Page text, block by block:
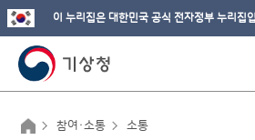
이 누리집은 대한민국 공식 전자정부 누리집
참여·소통 소통